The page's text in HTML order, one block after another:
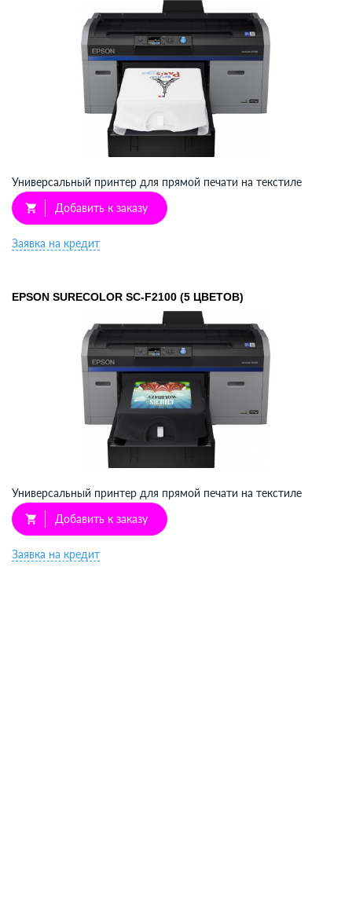
Универсальный принтер для прямой печати на текстиле
shopping_cart Добавить к заказу
Заявка на кредит
EPSON SURECOLOR SC-F2100 (5 ЦВЕТОВ)
Универсальный принтер для прямой печати на текстиле
shopping_cart Добавить к заказу
Заявка на кредит